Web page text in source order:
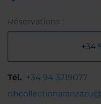
Réservations :
+34
Tél. +34 94 3219077